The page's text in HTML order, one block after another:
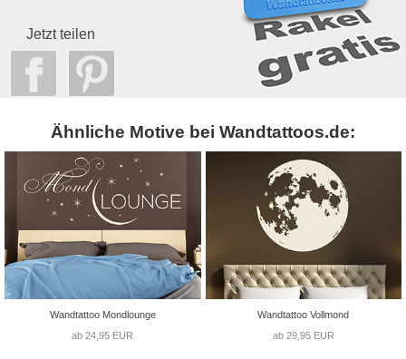
Jetzt teilen
Ähnliche Motive bei Wandtattoos.de:
Wandtattoo Mondlounge
ab 24,95 EUR
Wandtattoo Vollmond
ab 29,95 EUR